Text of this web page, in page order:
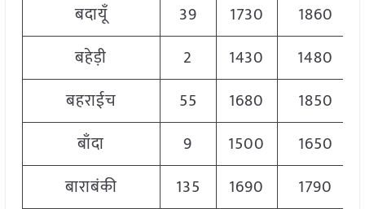
बदायूँ
39 1730 1860
बहेड़ी
2 1430 1480
बहराईच
55 1680
1850
बाँदा
9 1500 1650
बाराबंकी
135 1690 1790